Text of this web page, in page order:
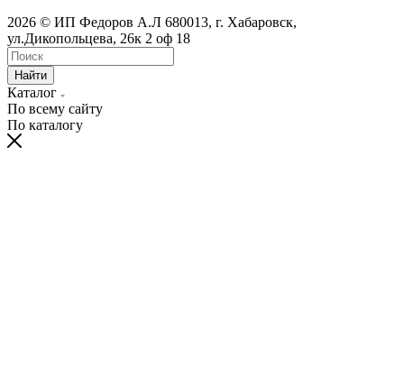
2026 © ИП Федоров А.Л 680013, г. Хабаровск,
ул.Дикопольцева, 26к 2 оф 18
Найти
Каталог
По всему сайту
По каталогу